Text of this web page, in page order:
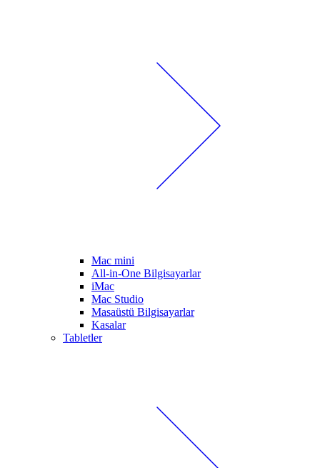
Mac mini
All-in-One Bilgisayarlar
iMac
Mac Studio
Masaüstü Bilgisayarlar
Kasalar
Tabletler